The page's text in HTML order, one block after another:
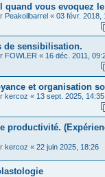
quand vous evoquez
Peakoilbarrel « 03 févr. 2018,
de sensibilisation.
FOWLER « 16 déc. 2011,
et organisation
kercoz « 13 sept. 2025, 14:35
productivité.
kercoz « 22 juin 2025, 18:26